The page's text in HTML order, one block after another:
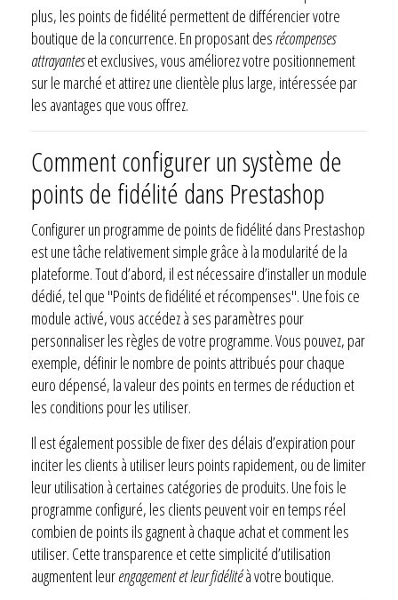
plus, les points de fidélité permettent de différencier votre
boutique de la concurrence. En proposant des récompenses
attrayanteset exclusives, vous améliorez votre positionnement
sur le marché et attirez une clientèle plus large, intéressée par
les avantages que vous offrez.
Comment configurer un système de
points de fidélité dans Prestashop
Configurer un programme de points de fidélité dans Prestashop
est une tâche relativement simple grâce à la modularité de la
plateforme. Tout d’abord, il est nécessaire d’installer un module
dédié, tel que "Points de fidélité et récompenses". Une fois ce
module activé, vous accédez à ses paramètres pour
personnaliser les règles de votre programme. Vous pouvez, par
exemple, définir le nombre de points attribués pour chaque
euro dépensé, la valeur des points en termes de réduction et
les conditions pour les utiliser.
Il est également possible de fixer des délais d’expiration pour
inciter les clients à utiliser leurs points rapidement, ou de limiter
leur utilisation à certaines catégories de produits. Une fois le
programme configuré, les clients peuvent voir en temps réel
combien de points ils gagnent à chaque achat et comment les
utiliser. Cette transparence et cette simplicité d’utilisation
augmentent leurengagement et leur fidélitéà votre boutique.